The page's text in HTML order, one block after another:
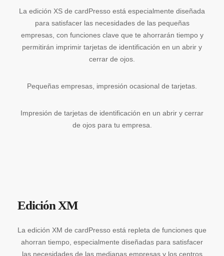
La edición XS de cardPresso está especialmente diseñada
para satisfacer las necesidades de las pequeñas
empresas, con funciones clave que te ahorrarán tiempo y
permitirán imprimir tarjetas de identificación en un abrir y
cerrar de ojos.
Pequeñas empresas, impresión ocasional de tarjetas.
Impresión de tarjetas de identificación en un abrir y cerrar
de ojos para tu empresa.
Edición XM
La edición XM de cardPresso está repleta de funciones que
ahorran tiempo, especialmente diseñadas para satisfacer
las necesidades de las medianas empresas y los centros